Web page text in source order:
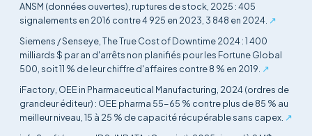
ANSM (données ouvertes), ruptures de stock, 2025 : 405
signalements en 2016 contre 4 925 en 2023, 3 848 en 2024. ↗
Siemens / Senseye, The True Cost of Downtime 2024 : 1 400
milliards $ par an d'arrêts non planifiés pour les Fortune Global
500, soit 11 % de leur chiffre d'affaires contre 8 % en 2019. ↗
iFactory, OEE in Pharmaceutical Manufacturing, 2024 (ordres de
grandeur éditeur) : OEE pharma 55-65 % contre plus de 85 % au
meilleur niveau, 15 à 25 % de capacité récupérable sans capex. ↗